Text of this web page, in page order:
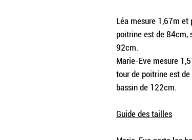
Léa mesure 1,67m
poitrine est de 84cm,
92cm.
Marie-Eve mesure
tour de poitrine est
bassin de 122cm.
Guide des tailles